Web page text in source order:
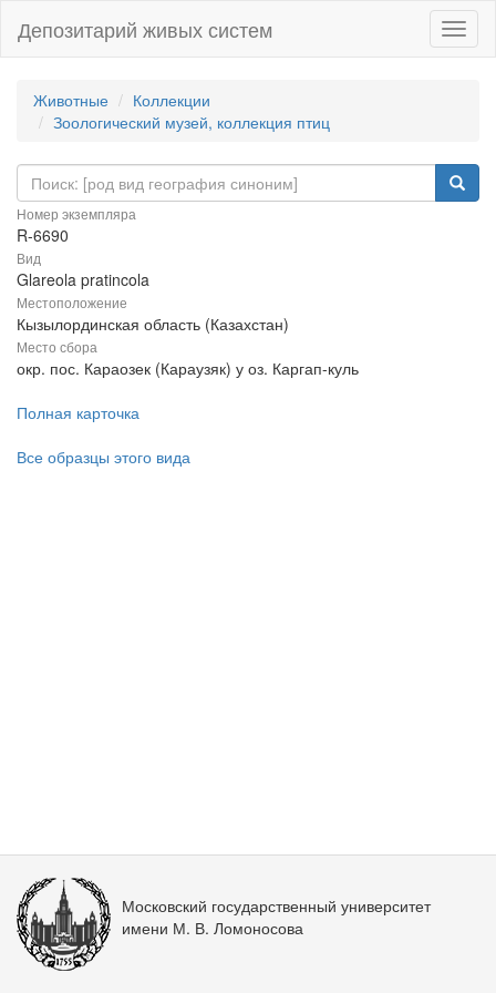
Депозитарий живых систем
Животные
Коллекции
Зоологический музей, коллекция птиц
Номер экземпляра
R-6690
Вид
Glareola pratincola
Местоположение
Кызылординская область (Казахстан)
Место сбора
окр. пос. Караозек (Караузяк) у оз. Каргап-куль
Полная карточка
Все образцы этого вида
Московский государственный университет
имени М. В. Ломоносова